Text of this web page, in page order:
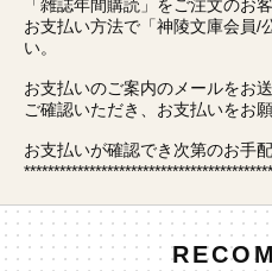
「雑誌年間購読」をご注文のお客
お支払い方法で「神陵文庫会員/
い。
お支払いのご案内のメールをお
ご確認いただき、お支払いをお願
お支払いが確認でき次第のお手配